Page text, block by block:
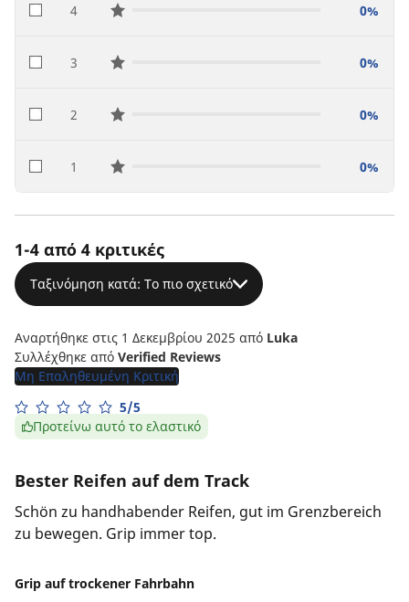
4star reviews 0%
3star reviews 0%
2star reviews 0%
1star reviews 0%
1-4 από 4 κριτικές
Ταξινόμηση κατά: Το πιο σχετικό
Αναρτήθηκε στις 1 Δεκεμβρίου 2025 από Luka
Συλλέχθηκε από Verified Reviews
Μη Επαληθευμένη Κριτική
5/5
Προτείνω αυτό το ελαστικό
Bester Reifen auf dem Track
Schön zu handhabender Reifen, gut im Grenzbereich
zu bewegen. Grip immer top.
Grip auf trockener Fahrbahn